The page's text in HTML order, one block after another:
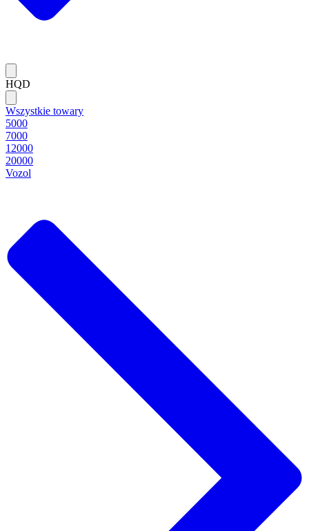
HQD
Wszystkie towary
5000
7000
12000
20000
Vozol